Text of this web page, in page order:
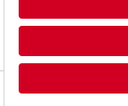
Copyright ©